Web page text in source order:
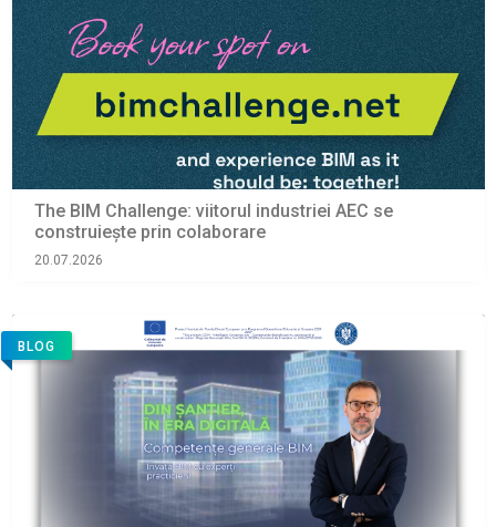
The BIM Challenge: viitorul industriei AEC se
construiește prin colaborare
20.07.2026
BLOG